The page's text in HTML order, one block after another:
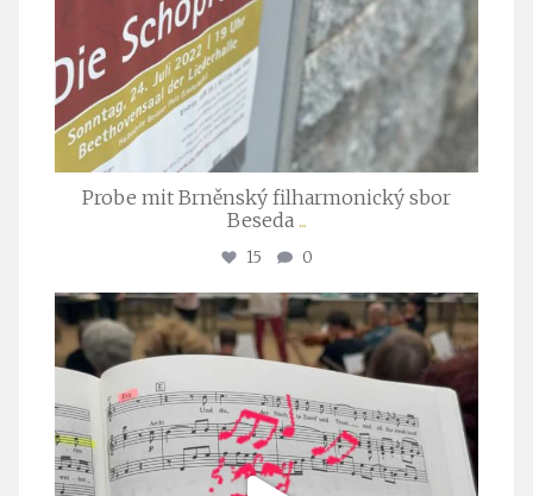
Probe mit Brněnský filharmonický sbor
Beseda ...
15 0
stuttgarter_oratorienchor
Juli 23